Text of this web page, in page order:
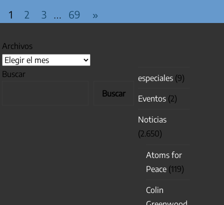
PAGINACIÓN DE ENTRADAS
1 2 3 … 69
Entradas
»
Archivos
Buscar
Buscar
especiales (9)
Eventos (2)
Noticias
(2.650)
Atoms for
Peace (119)
Colin